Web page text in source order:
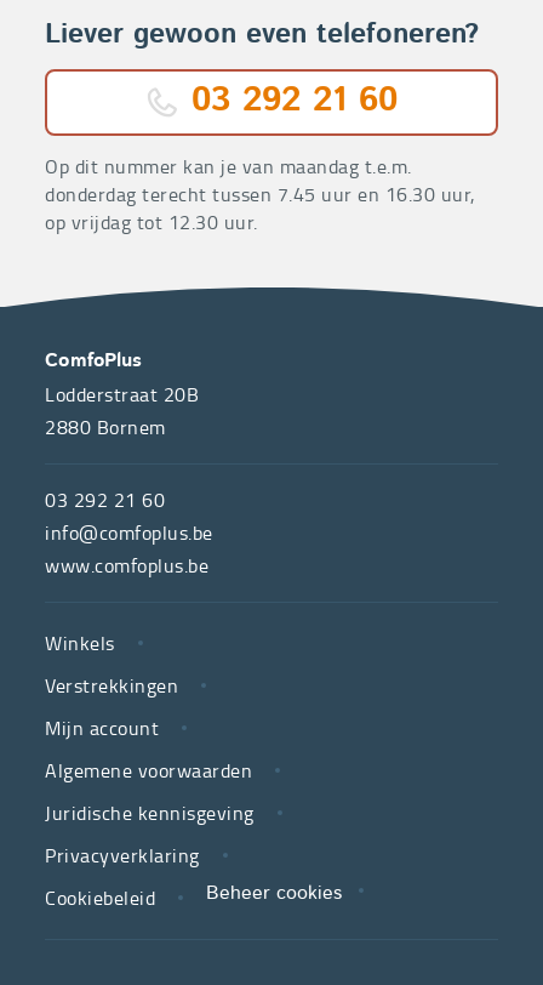
Liever gewoon even telefoneren?
03 292 21 60
Op dit nummer kan je van maandag t.e.m.
donderdag terecht tussen 7.45 uur en 16.30 uur,
op vrijdag tot 12.30 uur.
OVER
ONS
de
hulpmiddelenwinkel
van
neutrale
ziekenfondsen,
is
partner
in
zorg.
We
CONTACT
ComfoPlus
Lodderstraat 20B
2880 Bornem
03 292 21 60
info@comfoplus.be
www.comfoplus.be
LINKS
Winkels
Verstrekkingen
Mijn account
Algemene voorwaarden
Juridische kennisgeving
Privacyverklaring
Cookiebeleid
Beheer cookies